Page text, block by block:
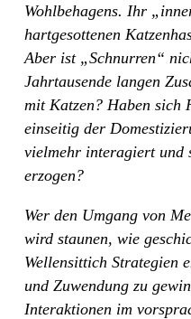
Wohlbehagens. Ihr
hartgesottenen
Aber ist „Schnurren“
Jahrtausende langen
mit Katzen? Haben sich
einseitig der
vielmehr interagiert und
erzogen?
Wer den Umgang von
wird staunen, wie
Wellensittich Strategien
und Zuwendung zu
Interaktionen im